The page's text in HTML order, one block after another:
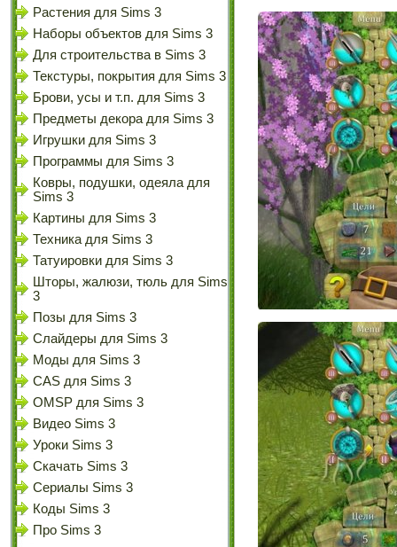
Растения для Sims 3
Наборы объектов для Sims 3
Для строительства в Sims 3
Текстуры, покрытия для Sims 3
Брови, усы и т.п. для Sims 3
Предметы декора для Sims 3
Игрушки для Sims 3
Программы для Sims 3
Ковры, подушки, одеяла для
Sims 3
Картины для Sims 3
Техника для Sims 3
Татуировки для Sims 3
Шторы, жалюзи, тюль для Sims
3
Позы для Sims 3
Слайдеры для Sims 3
Моды для Sims 3
CAS для Sims 3
OMSP для Sims 3
Видео Sims 3
Уроки Sims 3
Скачать Sims 3
Сериалы Sims 3
Коды Sims 3
Про Sims 3